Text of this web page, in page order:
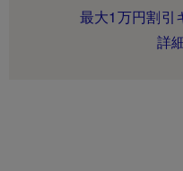
最大1万円割引
詳